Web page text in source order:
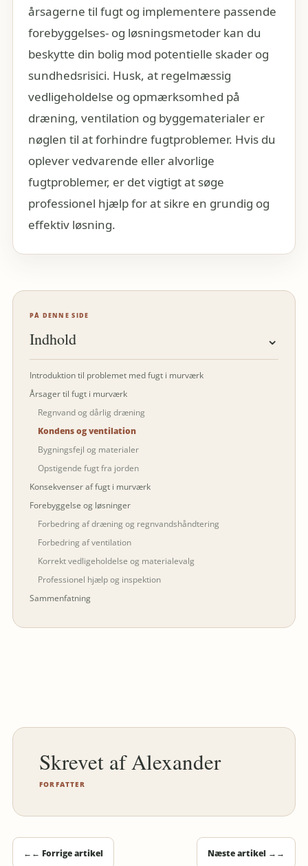
årsagerne til fugt og implementere passende
forebyggelses- og løsningsmetoder kan du
beskytte din bolig mod potentielle skader og
sundhedsrisici. Husk, at regelmæssig
vedligeholdelse og opmærksomhed på
dræning, ventilation og byggematerialer er
nøglen til at forhindre fugtproblemer. Hvis du
oplever vedvarende eller alvorlige
fugtproblemer, er det vigtigt at søge
professionel hjælp for at sikre en grundig og
effektiv løsning.
PÅ DENNE SIDE
Indhold ⌄
Introduktion til problemet med fugt i murværk
Årsager til fugt i murværk
Regnvand og dårlig dræning
Kondens og ventilation
Bygningsfejl og materialer
Opstigende fugt fra jorden
Konsekvenser af fugt i murværk
Forebyggelse og løsninger
Forbedring af dræning og regnvandshåndtering
Forbedring af ventilation
Korrekt vedligeholdelse og materialevalg
Professionel hjælp og inspektion
Sammenfatning
Alexander
FORFATTER
← ← Forrige artikel Næste artikel → →